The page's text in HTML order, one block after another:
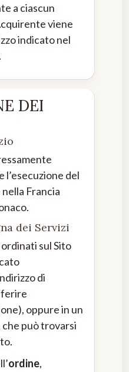
a ciascun
viene
indicato nel
DEI
del
Francia
dei Servizi
sul Sito
di
oppure in un
che può trovarsi
ordine,